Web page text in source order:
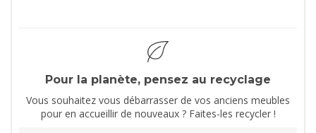
Pour la planète, pensez au recyclage
Vous souhaitez vous débarrasser de vos anciens meubles
pour en accueillir de nouveaux ? Faites-les recycler !